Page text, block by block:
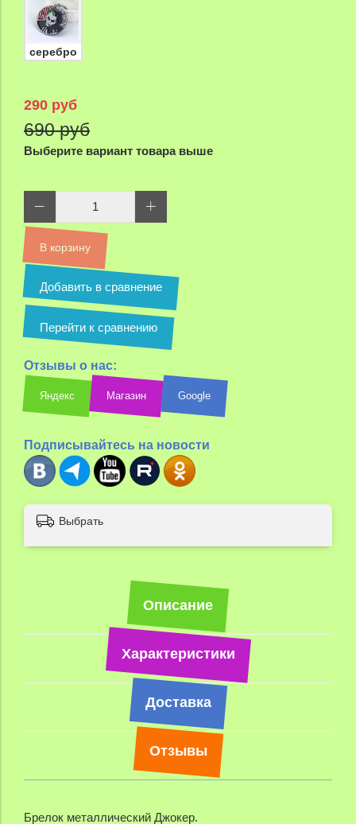
серебро
290 руб
690 руб
Выберите вариант товара выше
В корзину
Добавить в сравнение
Перейти к сравнению
Отзывы о нас:
Яндекс Магазин Google
Подписывайтесь на новости
Выбрать
Описание
Характеристики
Доставка
Отзывы
Брелок металлический Джокер.